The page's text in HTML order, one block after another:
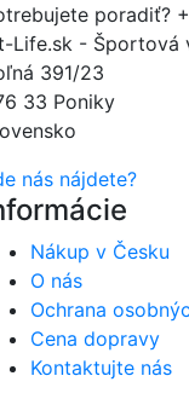
poradiť?
Life.sk - Športová
391/23
33 Poniky
nás nájdete?
Nákup v Česku
O nás
Ochrana
Cena dopravy
Kontaktujte nás